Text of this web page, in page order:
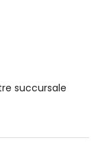
succursale